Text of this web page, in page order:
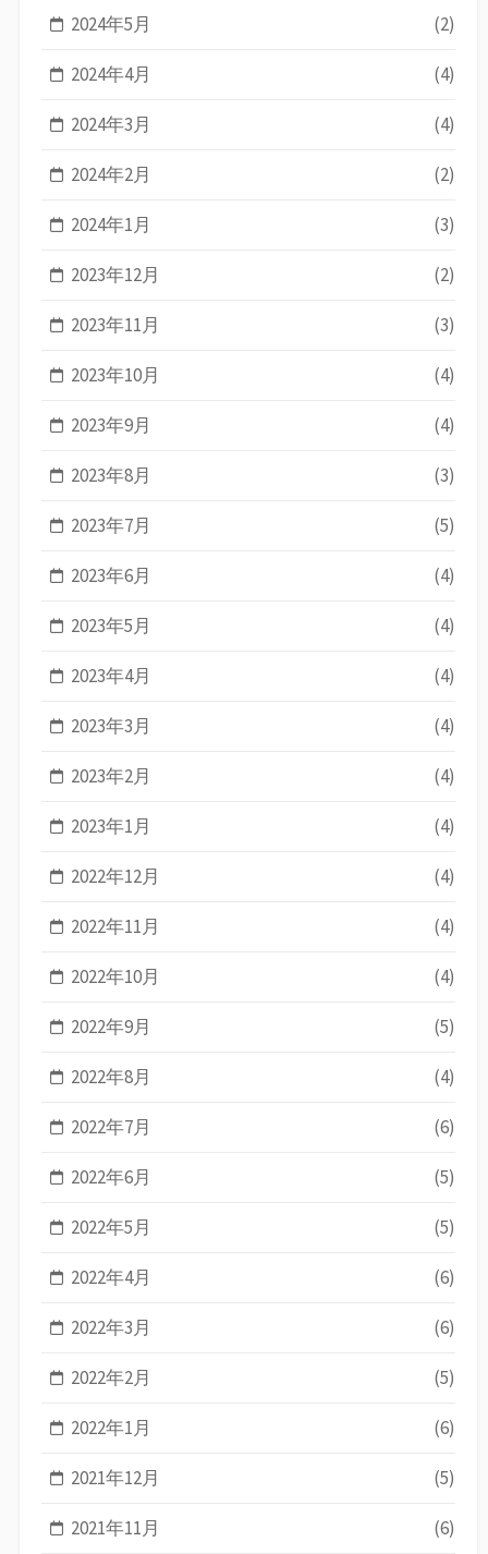
2024年5月 (2)
2024年4月 (4)
2024年3月 (4)
2024年2月 (2)
2024年1月 (3)
2023年12月 (2)
2023年11月 (3)
2023年10月 (4)
2023年9月 (4)
2023年8月 (3)
2023年7月 (5)
2023年6月 (4)
2023年5月 (4)
2023年4月 (4)
2023年3月 (4)
2023年2月 (4)
2023年1月 (4)
2022年12月 (4)
2022年11月 (4)
2022年10月 (4)
2022年9月 (5)
2022年8月 (4)
2022年7月 (6)
2022年6月 (5)
2022年5月 (5)
2022年4月 (6)
2022年3月 (6)
2022年2月 (5)
2022年1月 (6)
2021年12月 (5)
2021年11月 (6)